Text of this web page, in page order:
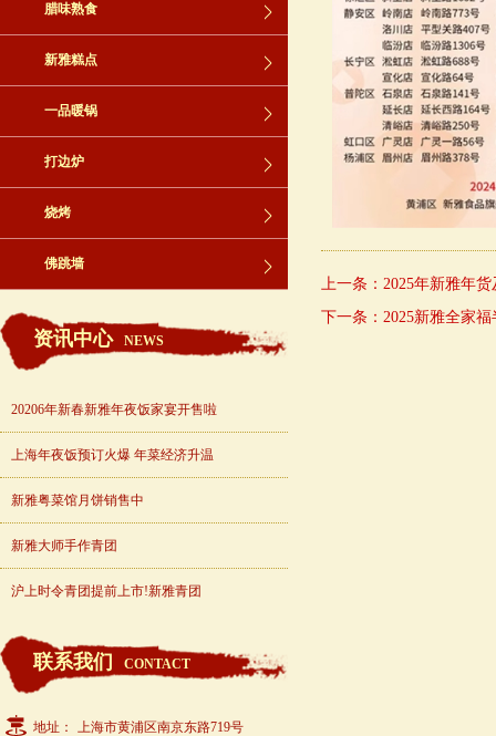
腊味熟食
新雅糕点
一品暖锅
打边炉
烧烤
佛跳墙
资讯中心 NEWS
20206年新春新雅年夜饭家宴开售啦
上海年夜饭预订火爆 年菜经济升温
新雅粤菜馆月饼销售中
新雅大师手作青团
沪上时令青团提前上市!新雅青团
联系我们 CONTACT
地址： 上海市黄浦区南京东路719号
上一条： 2025年新雅年
下一条： 2025新雅全家